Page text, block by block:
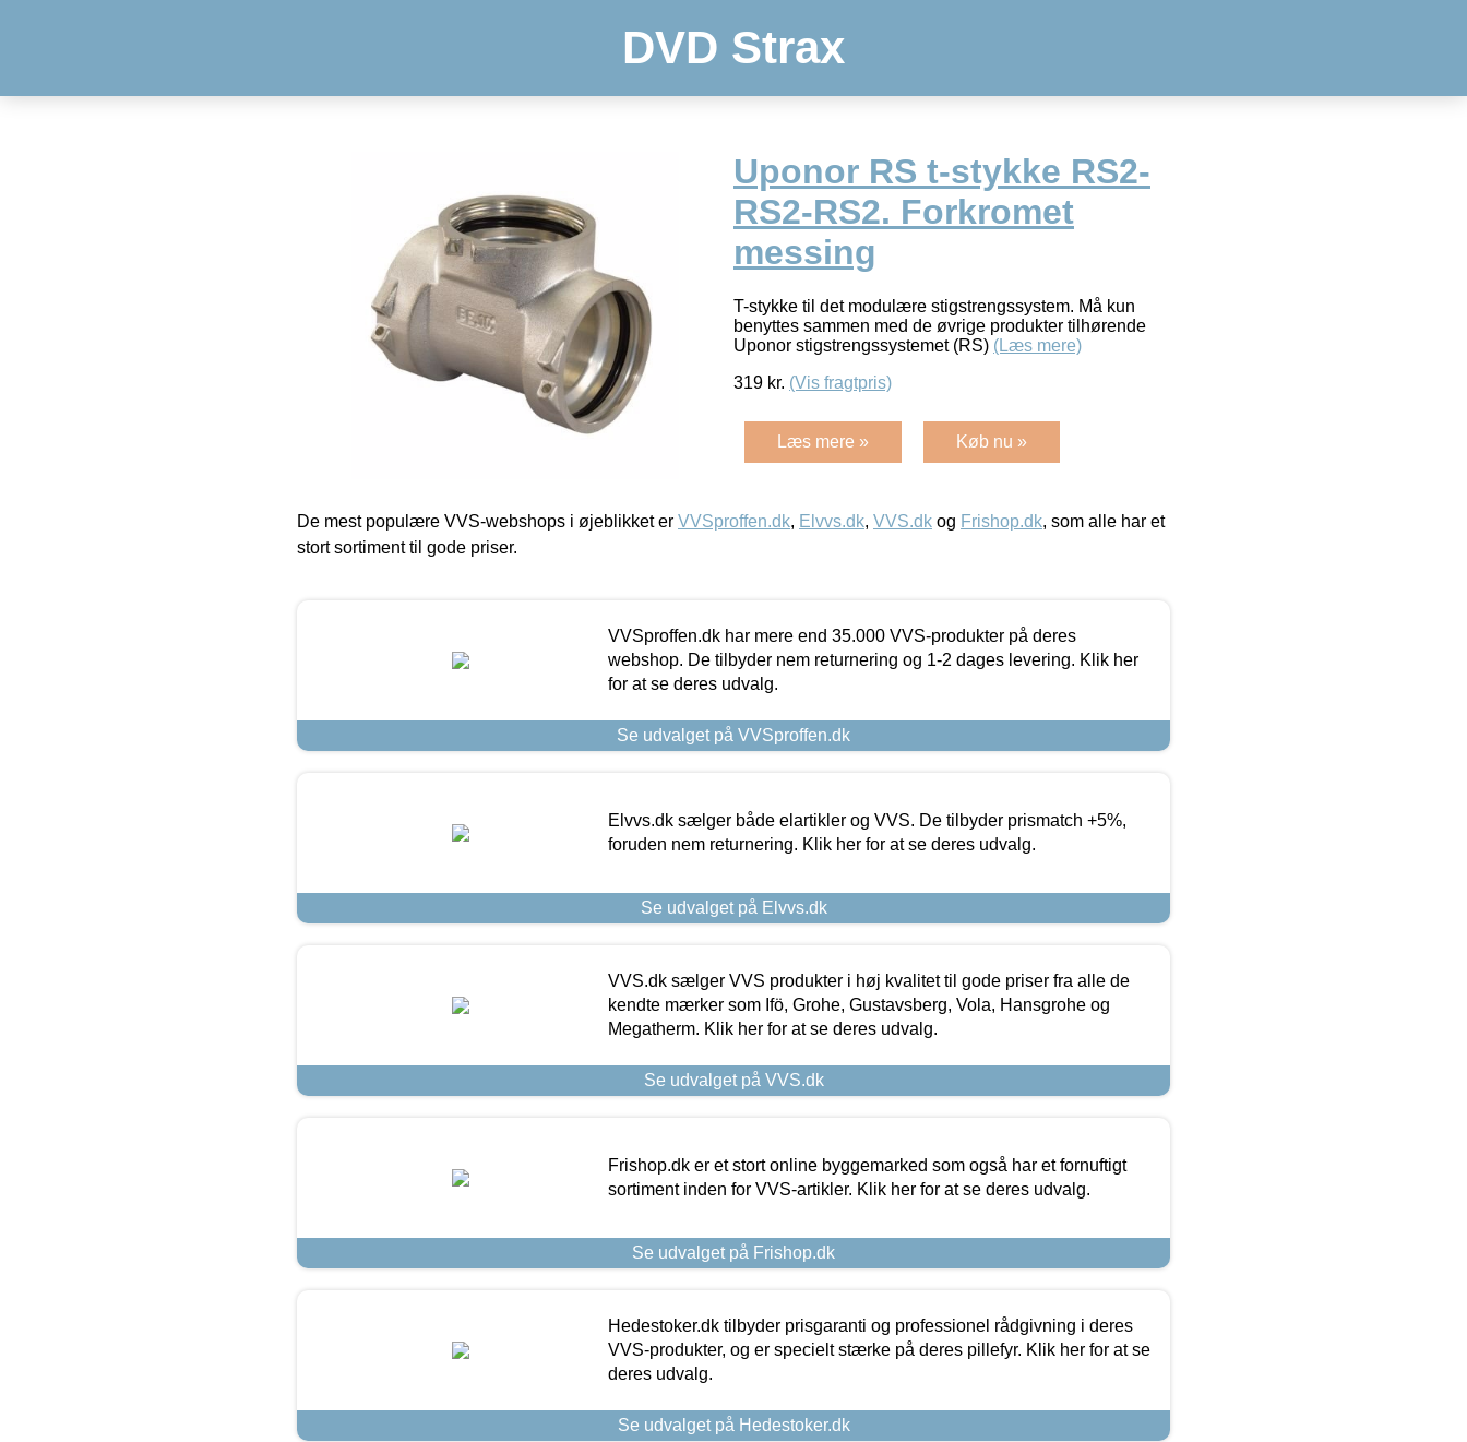
DVD Strax
Uponor RS t-stykke RS2-
RS2-RS2. Forkromet
messing
T-stykke til det modulære stigstrengssystem. Må kun
benyttes sammen med de øvrige produkter tilhørende
Uponor stigstrengssystemet (RS) (Læs mere)
319 kr. (Vis fragtpris)
Læs mere » Køb nu »
De mest populære VVS-webshops i øjeblikket er VVSproffen.dk, Elvvs.dk, VVS.dk og Frishop.dk, som alle har et
stort sortiment til gode priser.
VVSproffen.dk har mere end 35.000 VVS-produkter på deres
webshop. De tilbyder nem returnering og 1-2 dages levering. Klik her
for at se deres udvalg.
Se udvalget på VVSproffen.dk
Elvvs.dk sælger både elartikler og VVS. De tilbyder prismatch +5%,
foruden nem returnering. Klik her for at se deres udvalg.
Se udvalget på Elvvs.dk
VVS.dk sælger VVS produkter i høj kvalitet til gode priser fra alle de
kendte mærker som Ifö, Grohe, Gustavsberg, Vola, Hansgrohe og
Megatherm. Klik her for at se deres udvalg.
Se udvalget på VVS.dk
Frishop.dk er et stort online byggemarked som også har et fornuftigt
sortiment inden for VVS-artikler. Klik her for at se deres udvalg.
Se udvalget på Frishop.dk
Hedestoker.dk tilbyder prisgaranti og professionel rådgivning i deres
VVS-produkter, og er specielt stærke på deres pillefyr. Klik her for at se
deres udvalg.
Se udvalget på Hedestoker.dk